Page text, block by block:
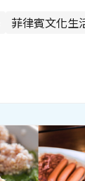
菲律賓文化生